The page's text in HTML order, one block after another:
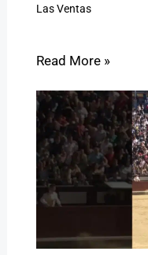
Las Ventas
Read More »